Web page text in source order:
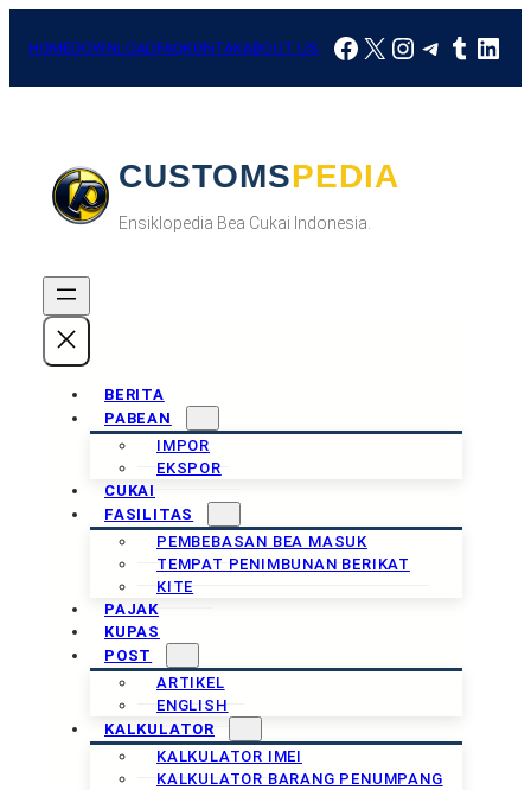
HOMEDOWNLOADFAQKONTAKABOUT US Facebook
X Instagram
CUSTOMSPEDIA
Ensiklopedia Bea Cukai Indonesia.
BERITA
PABEAN
IMPOR
EKSPOR
CUKAI
FASILITAS
PEMBEBASAN BEA MASUK
TEMPAT PENIMBUNAN BERIKAT
KITE
PAJAK
KUPAS
POST
ARTIKEL
ENGLISH
KALKULATOR
KALKULATOR IMEI
KALKULATOR BARANG PENUMPANG